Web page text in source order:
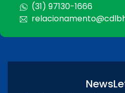
(31) 97130-1666